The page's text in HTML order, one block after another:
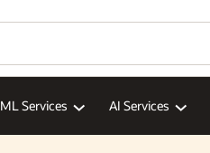
ML Services AI Services